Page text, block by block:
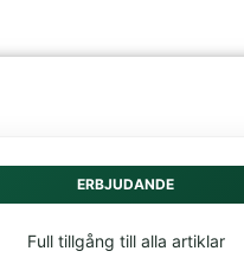
ERBJUDANDE
Full tillgång till alla artiklar